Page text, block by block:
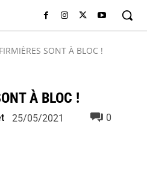
SONT À BLOC !
À BLOC !
25/05/2021
0